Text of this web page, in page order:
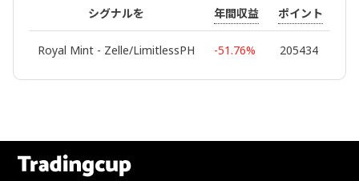
シグナルを 年間収益 ポイント
Royal Mint - Zelle/LimitlessPH -51.76% 205434